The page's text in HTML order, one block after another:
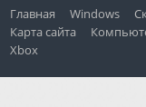
Главная Windows
Карта сайта
Xbox